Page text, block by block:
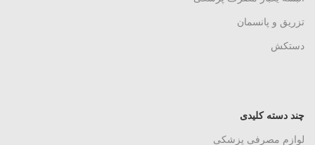
تزریق و پانسمان
دستکش
چند دسته کلیدی
لوازم مصرفی پزشکی